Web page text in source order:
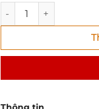
790.000 ₫
1.100.000 ₫
TRANH TRÒN